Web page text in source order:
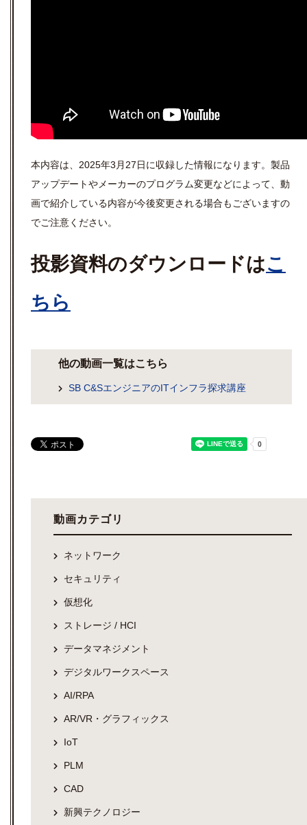
本内容は、2025年3月27日に収録した情報になります。製品
アップデートやメーカーのプログラム変更などによって、動
画で紹介している内容が今後変更される場合もございますの
でご注意ください。
投影資料のダウンロードはこ
ちら
他の動画一覧はこちら
SB C&SエンジニアのITインフラ探求講座
動画カテゴリ
ネットワーク
セキュリティ
仮想化
ストレージ / HCI
データマネジメント
デジタルワークスペース
AI/RPA
AR/VR・グラフィックス
IoT
PLM
CAD
新興テクノロジー